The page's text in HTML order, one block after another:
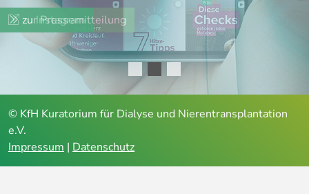
zu Instagram
zur Pressemitteilung
Erfahren Sie mehr
© KfH Kuratorium für Dialyse und Nierentransplantation
e.V.
Impressum | Datenschutz